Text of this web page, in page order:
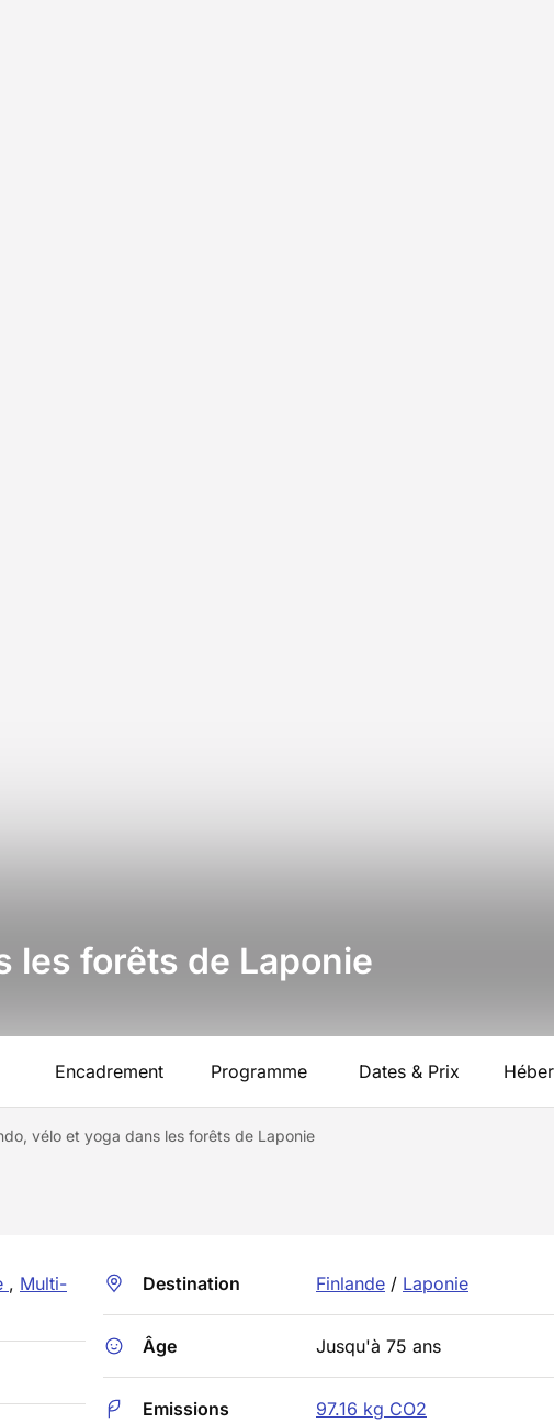
les forêts de Laponie
Encadrement Programme Dates & Prix
vélo et yoga dans les forêts de Laponie
, Multi-
Destination Finlande / Laponie
Âge Jusqu'à 75 ans
Emissions 97.16 kg CO2